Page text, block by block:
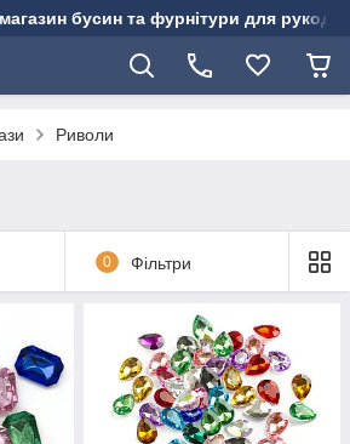
бусин та фурнітури для
Риволи
0 Фільтри